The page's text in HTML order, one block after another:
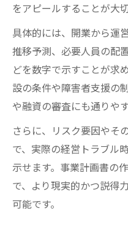
をアピールすることが大切
具体的には、開業から運
推移予測、必要人員の配
どを数字で示すことが求
設の条件や障害者支援の
や融資の審査にも通りや
さらに、リスク要因やそ
で、実際の経営トラブル
示せます。事業計画書の
で、より現実的かつ説得
可能です。